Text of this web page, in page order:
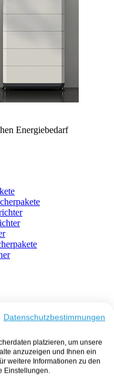
Energiebedarf
Datenschutzbestimmungen
platzieren, um unsere
anzuzeigen und Ihnen ein
weitere Informationen zu den
Einstellungen.